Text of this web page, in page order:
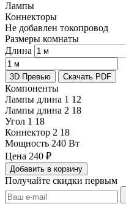
Лампы
Коннекторы
Не добавлен токопровод
Размеры комнаты
Длина
3D Превью Скачать PDF
Компоненты
Лампы длина 1 12
Лампы длина 2 18
Угол 1 18
Коннектор 2 18
Мощность 240 Вт
Цена 240 ₽
Добавить в корзину
Получайте скидки первым